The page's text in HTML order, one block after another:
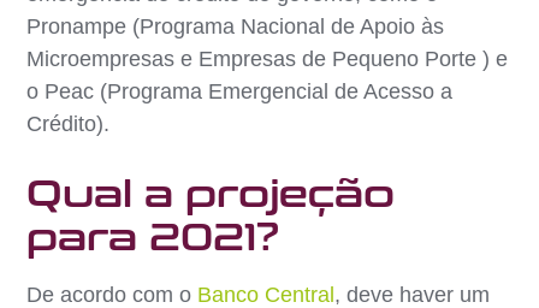
Pronampe (Programa Nacional de Apoio às
Microempresas e Empresas de Pequeno Porte ) e
o Peac (Programa Emergencial de Acesso a
Crédito).
Qual a projeção
para 2021?
De acordo com o Banco Central, deve haver um